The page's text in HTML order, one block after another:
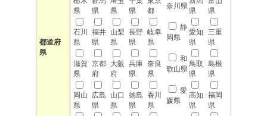
都道府
県
県
県
県
県
都
奈川県
県
県
石川
県
福井
県
山梨
県
長野
県
岐阜
県
静
岡県
愛知
県
三重
県
滋賀
県
京都
府
大阪
府
兵庫
県
奈良
県
和
歌山県
鳥取
県
島根
県
岡山
県
広島
県
山口
県
徳島
県
香川
県
愛
媛県
高知
県
福岡
県